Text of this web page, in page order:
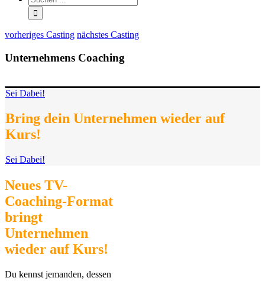
...
vorheriges Casting nächstes Casting
Unternehmens Coaching
Sei Dabei!
Bring dein Unternehmen wieder auf
Kurs!
Sei Dabei!
Neues TV-
Coaching-Format
bringt
Unternehmen
wieder auf Kurs!
Du kennst jemanden, dessen